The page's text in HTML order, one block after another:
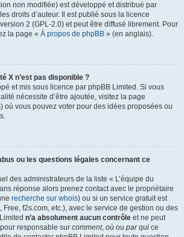
non modifiée) est développé et distribué par
droits d’auteur. Il est publié sous la licence
2 (GPL-2.0) et peut être diffusé librement. Pour
la page « À propos de phpBB » (en anglais).
X n’est pas disponible ?
et mis sous licence par phpBB Limited. Si vous
nécessite d’être ajoutée, visitez la page
où vous pouvez voter pour des idées proposées ou
ou les questions légales concernant ce
des administrateurs de la liste « L’équipe du
réponse alors prenez contact avec le propriétaire
recherche sur whois) ou si un service gratuit est
Free, f2s.com, etc.), avec le service de gestion ou des
n’a absolument aucun contrôle et ne peut
responsable sur comment, où ou par qui ce